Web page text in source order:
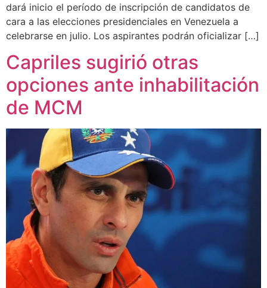
dará inicio el período de inscripción de candidatos de
cara a las elecciones presidenciales en Venezuela a
celebrarse en julio. Los aspirantes podrán oficializar […]
Capriles sugirió otras
opciones ante inhabilitación
de MCM